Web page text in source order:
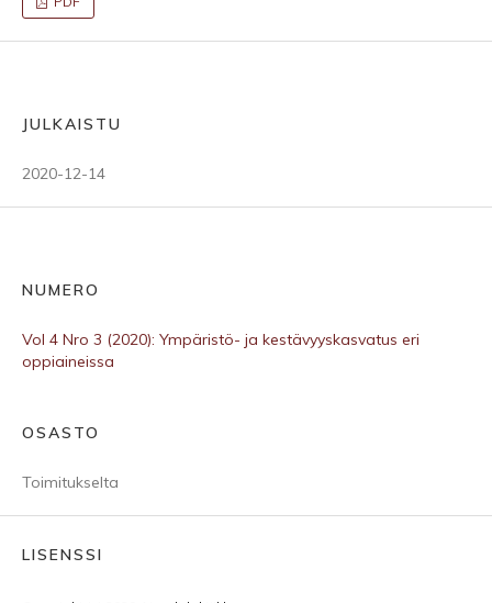
JULKAISTU
2020-12-14
NUMERO
Vol 4 Nro 3 (2020): Ympäristö- ja kestävyyskasvatus eri
oppiaineissa
OSASTO
Toimitukselta
LISENSSI